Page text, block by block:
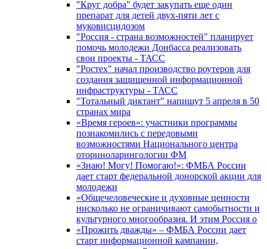
"Круг добра" будет закупать еще один
препарат для детей двух-пяти лет с
муковисцидозом
"Россия - страна возможностей" планирует
помочь молодежи Донбасса реализовать
свои проекты - ТАСС
"Ростех" начал производство роутеров для
создания защищенной информационной
инфраструктуры - ТАСС
"Тотальный диктант" напишут 5 апреля в 50
странах мира
«Время героев»: участники программы
познакомились с передовыми
возможностями Национального центра
оториноларингологии ФМ
«Знаю! Могу! Помогаю!»: ФМБА России
дает старт федеральной донорской акции для
молодежи
«Общечеловеческие и духовные ценности
нисколько не ограничивают самобытности и
культурного многообразия. И этим Россия о
«Прожить дважды» – ФМБА России дает
старт информационной кампании,